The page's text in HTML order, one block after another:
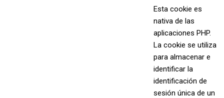
Esta cookie es
nativa de las
aplicaciones PHP.
La cookie se utiliza
para almacenar e
identificar la
identificación de
sesión única de un